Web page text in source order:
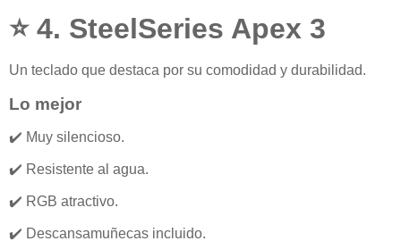
⭐ 4. SteelSeries Apex 3
Un teclado que destaca por su comodidad y durabilidad.
Lo mejor
✔️ Muy silencioso.
✔️ Resistente al agua.
✔️ RGB atractivo.
✔️ Descansamuñecas incluido.